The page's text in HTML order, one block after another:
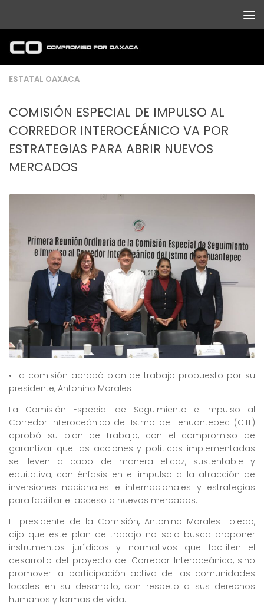
ESTATAL OAXACA
COMISIÓN ESPECIAL DE IMPULSO AL
CORREDOR INTEROCEÁNICO VA POR
ESTRATEGIAS PARA ABRIR NUEVOS
MERCADOS
• La comisión aprobó plan de trabajo propuesto por su
presidente, Antonino Morales
La Comisión Especial de Seguimiento e Impulso al
Corredor Interoceánico del Istmo de Tehuantepec (CIIT)
aprobó su plan de trabajo, con el compromiso de
garantizar que las acciones y políticas implementadas
se lleven a cabo de manera eficaz, sustentable y
equitativa, con énfasis en el impulso a la atracción de
inversiones nacionales e internacionales y estrategias
para facilitar el acceso a nuevos mercados.
El presidente de la Comisión, Antonino Morales Toledo,
dijo que este plan de trabajo no solo busca proponer
instrumentos jurídicos y normativos que faciliten el
desarrollo del proyecto del Corredor Interoceánico, sino
promover la participación activa de las comunidades
locales en su desarrollo, con respeto a sus derechos
humanos y formas de vida.